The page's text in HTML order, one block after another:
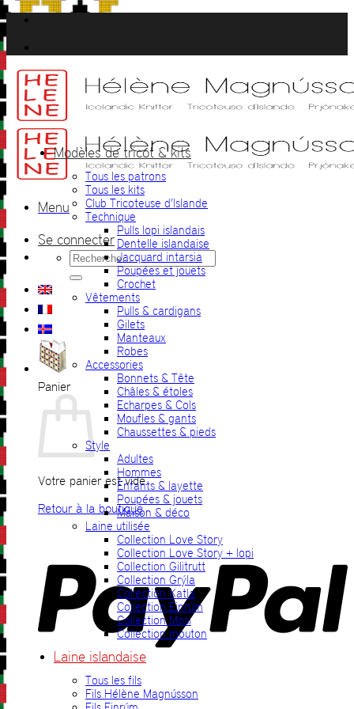
Passer
au
contenu
Menu
Se connecter
Recherche
pour :
Panier
Votre panier est vide.
Retour à la boutique
Modèles de tricot & kits
Tous les patrons
Tous les kits
Club Tricoteuse d’Islande
Technique
Pulls lopi islandais
Dentelle islandaise
Jacquard intarsia
Poupées et jouets
Crochet
Vêtements
Pulls & cardigans
Gilets
Manteaux
Robes
Accessories
Bonnets & Tête
Châles & étoles
Echarpes & Cols
Moufles & gants
Chaussettes & pieds
Style
Adultes
Hommes
Enfants & layette
Poupées & jouets
Maison & déco
Laine utilisée
Collection Love Story
Collection Love Story + lopi
Collection Gilitrutt
Collection Grýla
Collection Katla
Collection Einrúm
Collection Mosi
Collection mouton
Laine islandaise
Tous les fils
Fils Hélène Magnússon